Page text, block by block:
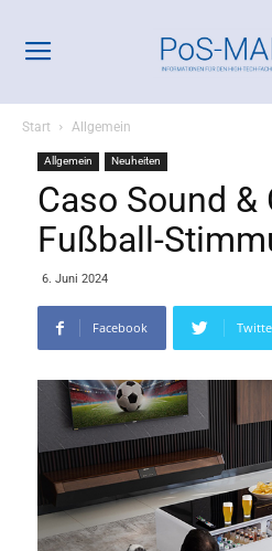
Start Allgemein
Allgemein Neuheiten
Caso Sound &
Fußball-
6. Juni 2024
Facebook